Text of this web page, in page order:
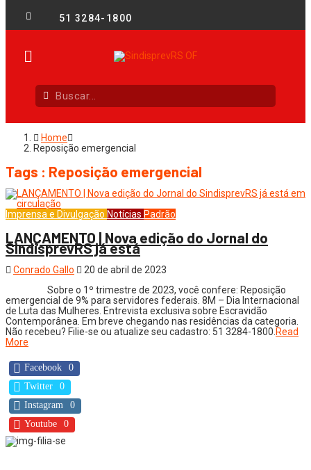
51 3284-1800
Home
Reposição emergencial
Tags : Reposição emergencial
Imprensa e Divulgação Notícias Padrão
LANÇAMENTO | Nova edição do Jornal do
SindisprevRS já está
Conrado Gallo
20 de abril de 2023
Sobre o 1º trimestre de 2023, você confere: Reposição
emergencial de 9% para servidores federais. 8M – Dia Internacional
de Luta das Mulheres. Entrevista exclusiva sobre Escravidão
Contemporânea. Em breve chegando nas residências da categoria.
Não recebeu? Filie-se ou atualize seu cadastro: 51 3284-1800. Read
More
Facebook
0
Twitter
0
Instagram
0
Youtube
0